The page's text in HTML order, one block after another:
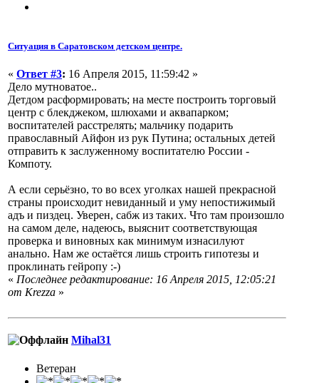
Ситуация в Саратовском детском центре.
« Ответ #3: 16 Апреля 2015, 11:59:42 »
Дело мутноватое..
Детдом расформировать; на месте построить торговый
центр с блекджеком, шлюхами и аквапарком;
воспитателей расстрелять; мальчику подарить
православный Айфон из рук Путина; остальных детей
отправить к заслуженному воспитателю России -
Компоту.
А если серьёзно, то во всех уголках нашей прекрасной
страны происходит невиданный и уму непостижимый
адъ и пиздец. Уверен, сабж из таких. Что там произошло
на самом деле, надеюсь, выяснит соответствующая
проверка и виновных как минимум изнасилуют
анально. Нам же остаётся лишь строить гипотезы и
проклинать гейропу :-)
« Последнее редактирование: 16 Апреля 2015, 12:05:21
от Krezza »
Mihal31
Ветеран